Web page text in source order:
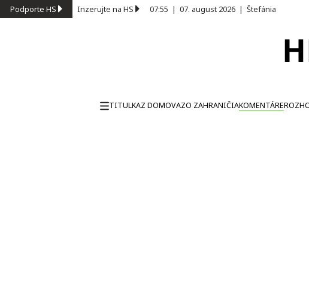
Podporte HS Inzerujte na HS 07:55 | 07. august 2026 | Štefánia
TITULKAZ DOMOVAZO ZAHRANIČIAKOMENTÁRE